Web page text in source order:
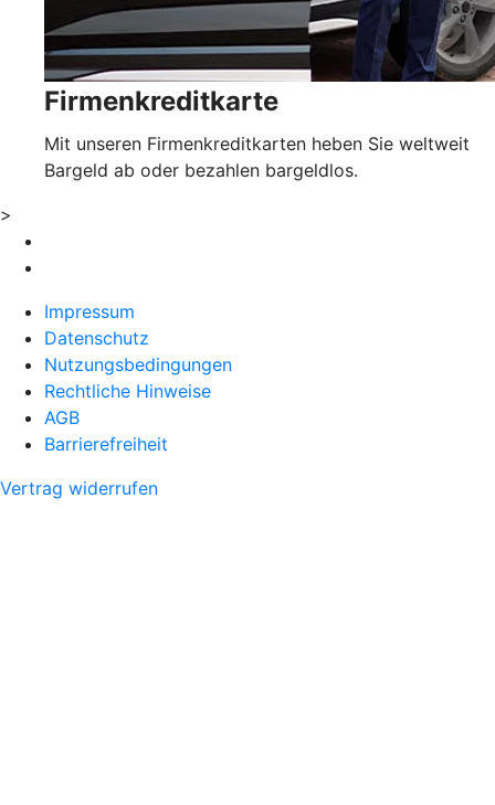
Firmenkreditkarte
Mit unseren Firmenkreditkarten heben Sie weltweit
Bargeld ab oder bezahlen bargeldlos.
>
Impressum
Datenschutz
Nutzungsbedingungen
Rechtliche Hinweise
AGB
Barrierefreiheit
Vertrag widerrufen